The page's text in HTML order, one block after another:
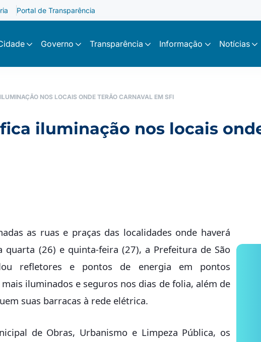
Portal de Transparência
Governo Transparência Informação Notícias
NOS LOCAIS ONDE TERÃO CARNAVAL EM SFI
iluminação nos locais
as ruas e praças das localidades onde haverá
quarta (26) e quinta-feira (27), a Prefeitura de São
refletores e pontos de energia em pontos
iluminados e seguros nos dias de folia, além de
suas barracas à rede elétrica.
de Obras, Urbanismo e Limpeza Pública, os